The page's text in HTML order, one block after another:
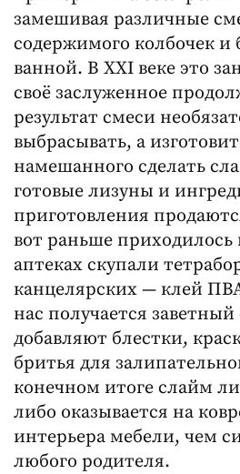
замешивая различные
содержимого колбочек и
ванной. В XXI веке это
своё заслуженное
результат смеси
выбрасывать, а
намешанного сделать
готовые лизуны и
приготовления
вот раньше приходилось
аптеках скупали
канцелярских — клей
нас получается
добавляют блестки,
бритья для
конечном итоге слайм
либо оказывается на
интерьера мебели, чем
любого родителя.